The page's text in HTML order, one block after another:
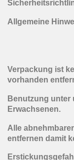
Allgemeine
Verpackung ist
vorhanden
Benutzung unter
Erwachsenen.
Alle
entfernen damit